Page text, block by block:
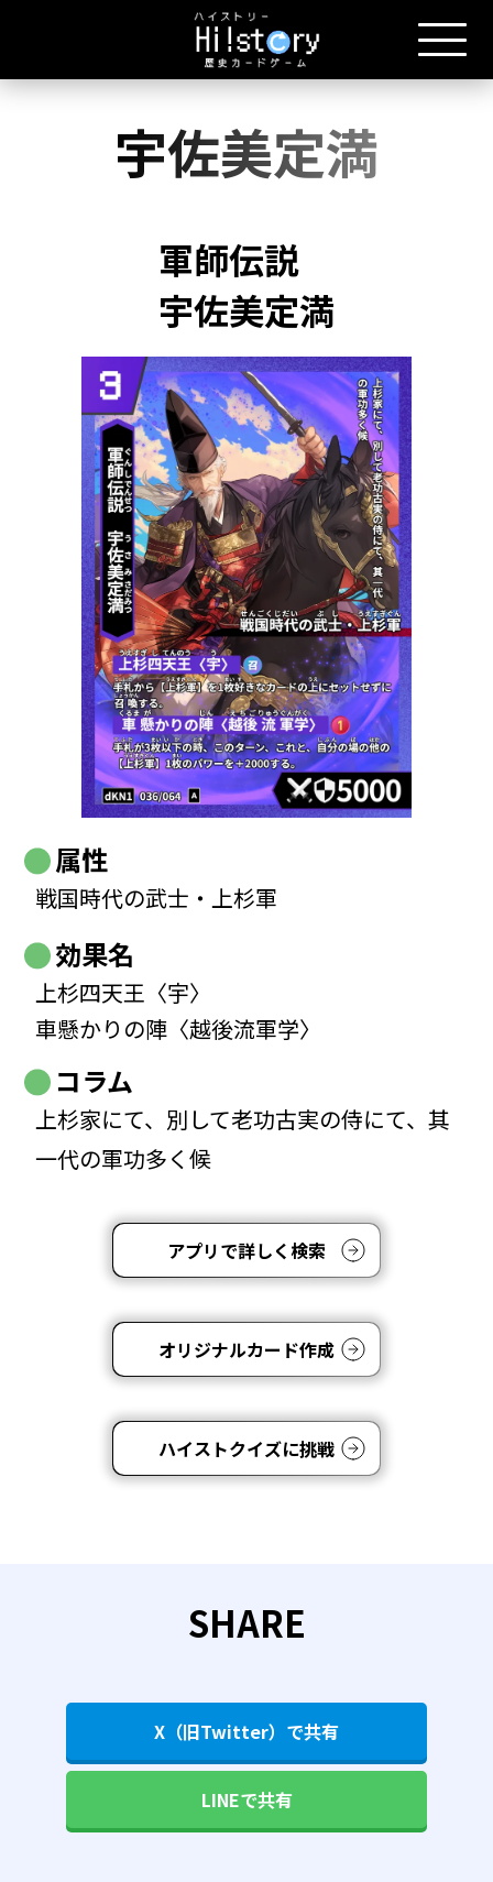
宇佐美定満
軍師伝説
宇佐美定満
属性
戦国時代の武士・上杉軍
効果名
上杉四天王〈宇〉
車懸かりの陣〈越後流軍学〉
コラム
上杉家にて、別して老功古実の侍にて、其
一代の軍功多く候
アプリで詳しく検索
オリジナルカード作成
ハイストクイズに挑戦
SHARE
X（旧Twitter）で共有
LINEで共有